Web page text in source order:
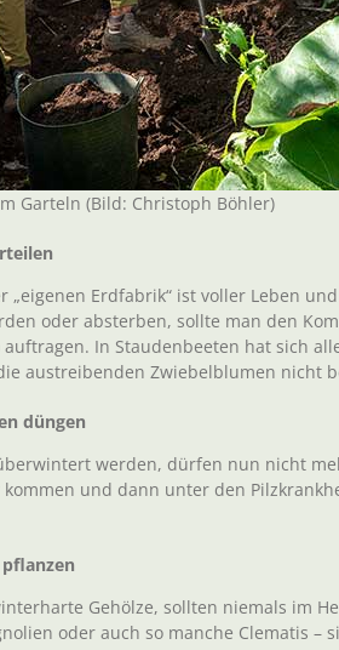
Garteln (Bild: Christoph Böhler)
„eigenen Erdfabrik“ ist voller Leben
oder absterben, sollte man den
auftragen. In Staudenbeeten hat sich
austreibenden Zwiebelblumen nicht
düngen
werden, dürfen nun nicht
und dann unter den
pflanzen
Gehölze, sollten niemals im
oder auch so manche Clematis –